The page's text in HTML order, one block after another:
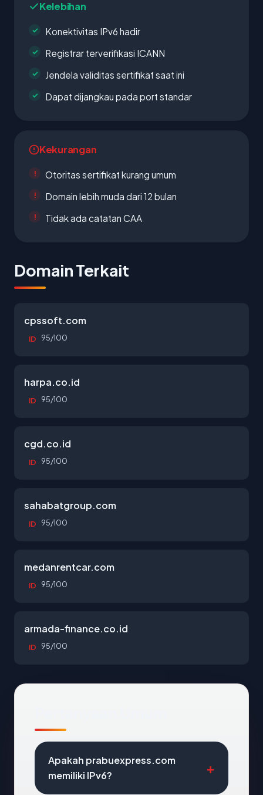
Kelebihan
Konektivitas IPv6 hadir
Registrar terverifikasi ICANN
Jendela validitas sertifikat saat ini
Dapat dijangkau pada port standar
Kekurangan
Otoritas sertifikat kurang umum
Domain lebih muda dari 12 bulan
Tidak ada catatan CAA
Domain Terkait
cpssoft.com
ID 95/100
harpa.co.id
ID 95/100
cgd.co.id
ID 95/100
sahabatgroup.com
ID 95/100
medanrentcar.com
ID 95/100
armada-finance.co.id
ID 95/100
Apakah prabuexpress.com
memiliki IPv6?